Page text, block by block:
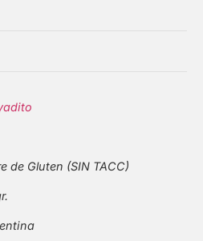
de Gluten (SIN TACC)